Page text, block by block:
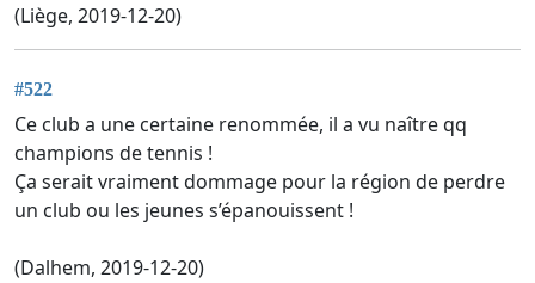
(Liège, 2019-12-20)
#522
Ce club a une certaine renommée, il a vu naître qq
champions de tennis !
Ça serait vraiment dommage pour la région de perdre
un club ou les jeunes s’épanouissent !
(Dalhem, 2019-12-20)